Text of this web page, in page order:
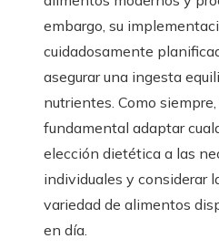
embargo, su
cuidadosamente
asegurar una ingesta
nutrientes. Como siempre,
fundamental adaptar
elección dietética a las
individuales y considerar
variedad de alimentos
en día.